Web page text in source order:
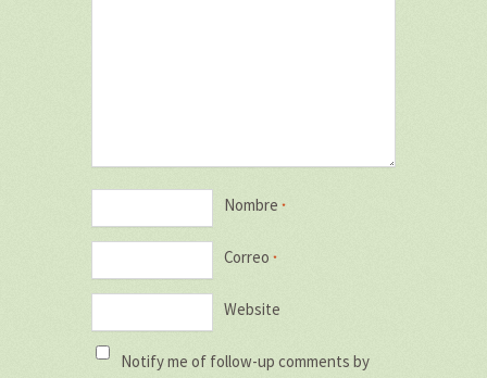
Nombre *
Correo *
Website
Notify me of follow-up comments by